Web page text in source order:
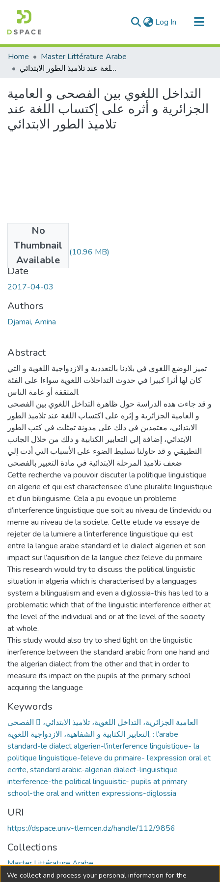
Log In (current)
Communities & Collections
All of DSpace
Home
Master Littérature Arabe
التداخل اللغوي بين الفصحى و العامية الجزائرية و أثره على إكتساب اللغة عند تلاميذ الطور الابتدائي
التداخل اللغوي بين الفصحى و العامية
الجزائرية و أثره على إكتساب اللغة عند
تلاميذ الطور الابتدائي
No
Thumbnail
Available
Djamai Amina.pdf (10.96 MB)
Date
2017-04-03
Authors
Djamai, Amina
Abstract
تميز الوضع اللغوي في بلادنا بالتعددية و الازدواجية اللغوية و التي
كان لها أثرا كبيرا في حدوث التداخلات اللغوية سواءا على الفئة
المثقفة أو عامة الناس.
و قد جاءت هده الدراسة حول ظاهرة التداخل اللغوي بين الفصحى
و العامية الجزائرية و إثره على اكتساب اللغة عند تلاميذ الطور
الابتدائي، معتمدين في دلك على مدونة تمثلت في كتب الطور
الابتدائي، إضافة إلي التعابير الكتابية و دلك من خلال الجانب
التطبيقي و قد حاولنا تسليط الضوء على الأسباب التي أدت إلي
ضعف تلاميذ المرحلة الابتدائية في مادة التعبير بالفصحى
Cette recherche va pouvoir discuter la politique linguistique
en algerie et qui est characterisee d’une pluralite linguistique
et d’un bilinguisme. Cela a pu evoque un probleme
d’interference linguistique que soit au niveau de l’indevidu ou
meme au niveau de la societe. Cette etude va essaye de
rejeter de la lumiere a l’interference linguistique qui est
entre la langue arabe standard et le dialect algerien et son
impact sur l’aquisition de la langue chez l’eleve du primaire
This research would try to discuss the political linguistic
situation in algeria which is characterised by a languages
system a bilingualism and even a diglossia-this has led to a
problematic which that of the linguistic interference either at
the level of the individual and or at the level of the society
at whole.
This study would also try to shed light on the linguistic
inerference between the standard arabic from one hand and
the algerian dialect from the other and that in order to
measure its impact on the pupils at the primary school
acquiring the language
Keywords
الفصحى  العامية الجزائرية، التداخل اللغوية، تلاميذ الابتدائي،
التعابير الكتابية و الشفاهية، الازدواجية اللغوية, : l’arabe
standard-le dialect algerien-l’interference linguistique- la
politique linguistique-l’eleve du primaire- l’expression oral et
ecrite, standard arabic-algerian dialect-linguistique
interference-the political linguuistic- pupils at primary
school-the oral and written expressions-diglossia
URI
https://dspace.univ-tlemcen.dz/handle/112/9856
Collections
Master Littérature Arabe
We collect and process your personal information for the